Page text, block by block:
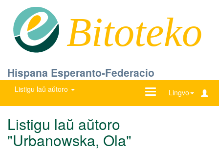
Bitoteko
Hispana Esperanto-Federacio
Listigu laŭ aŭtoro Lingvo
Ŝanĝu
Listigu laŭ aŭtoro
"Urbanowska, Ola"